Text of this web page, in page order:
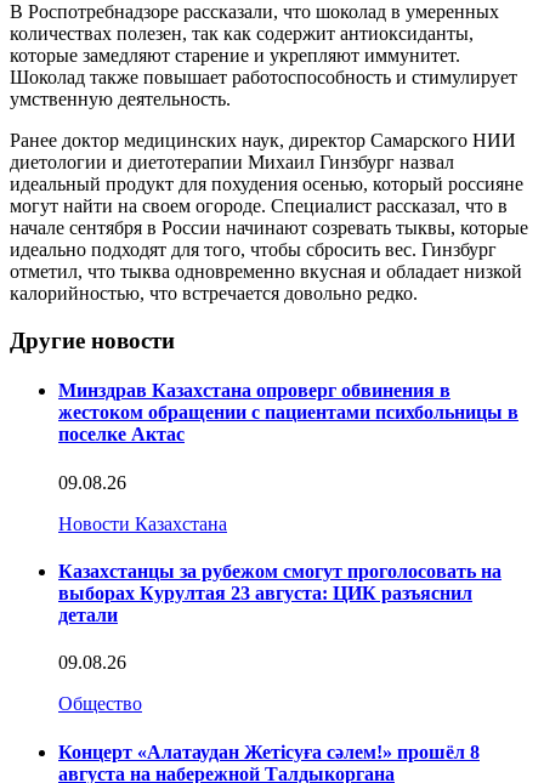
В Роспотребнадзоре рассказали, что шоколад в умеренных
количествах полезен, так как содержит антиоксиданты,
которые замедляют старение и укрепляют иммунитет.
Шоколад также повышает работоспособность и стимулирует
умственную деятельность.
Ранее доктор медицинских наук, директор Самарского НИИ
диетологии и диетотерапии Михаил Гинзбург назвал
идеальный продукт для похудения осенью, который россияне
могут найти на своем огороде. Специалист рассказал, что в
начале сентября в России начинают созревать тыквы, которые
идеально подходят для того, чтобы сбросить вес. Гинзбург
отметил, что тыква одновременно вкусная и обладает низкой
калорийностью, что встречается довольно редко.
Другие новости
Минздрав Казахстана опроверг обвинения в
жестоком обращении с пациентами психбольницы в
поселке Актас
09.08.26
Новости Казахстана
Казахстанцы за рубежом смогут проголосовать на
выборах Курултая 23 августа: ЦИК разъяснил
детали
09.08.26
Общество
Концерт «Алатаудан Жетісуға сәлем!» прошёл 8
августа на набережной Талдыкоргана